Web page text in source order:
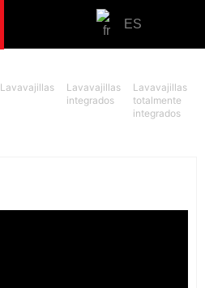
ES
Cocinar
Lavavajillas
Lavavajillas
integrados
Lavavajillas
totalmente
integrados